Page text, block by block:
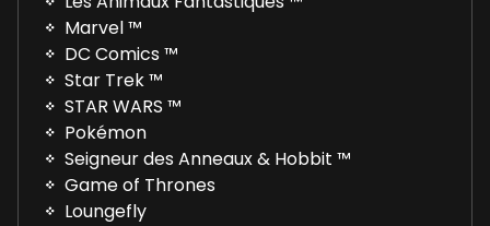
Marvel ™
DC Comics ™
Star Trek ™
STAR WARS ™
Pokémon
Seigneur des Anneaux & Hobbit ™
Game of Thrones
Loungefly